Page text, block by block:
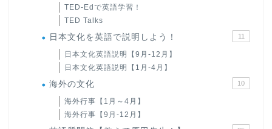
TED-Edで英語学習！
TED Talks
日本文化を英語で説明しよう！ 11
日本文化英語説明【9月-12月】
日本文化英語説明【1月-4月】
海外の文化 10
海外行事【1月～4月】
海外行事【9月-12月】